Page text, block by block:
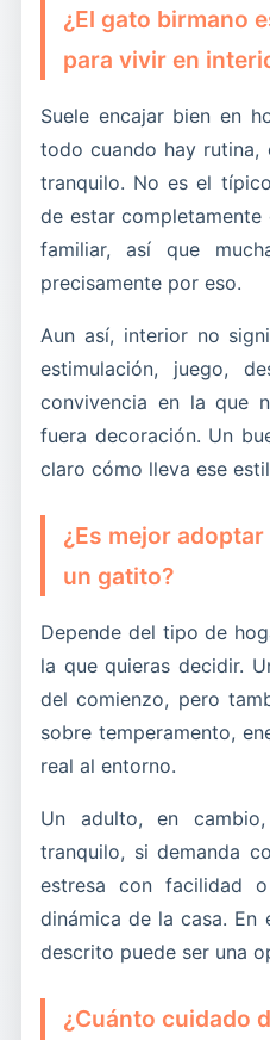
¿El gato birmano
para vivir en
Suele encajar bien en
todo cuando hay rutina,
tranquilo. No es el
de estar
familiar, así que
precisamente por eso.
Aun así, interior no
estimulación, juego,
convivencia en la que
fuera decoración. Un
claro cómo lleva ese
¿Es mejor
un gatito?
Depende del tipo de
la que quieras decidir.
del comienzo, pero
sobre temperamento,
real al entorno.
Un adulto, en
tranquilo, si demanda
estresa con facilidad
dinámica de la casa. En
descrito puede ser una
¿Cuánto cuidado